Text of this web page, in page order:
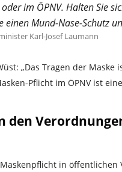
im ÖPNV. Halten Sie
einen Mund-Nase-Schutz
Karl-Josef Laumann
„Das Tragen der
Pflicht im ÖPNV ist
den
in